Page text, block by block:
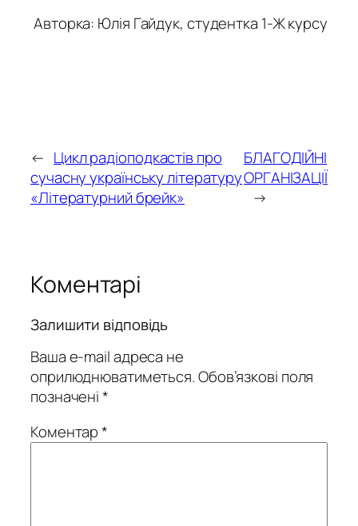
Авторка: Юлія Гайдук, студентка 1-Ж курсу
← Цикл радіоподкастів про
сучасну українську літературу
«Літературний брейк»
БЛАГОДІЙНІ
ОРГАНІЗАЦІЇ
→
Коментарі
Залишити відповідь
Ваша e-mail адреса не
оприлюднюватиметься.Обов’язкові поля
позначені*
Коментар*